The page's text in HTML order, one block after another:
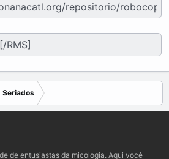
Seriados
de entusiastas da micologia. Aqui você